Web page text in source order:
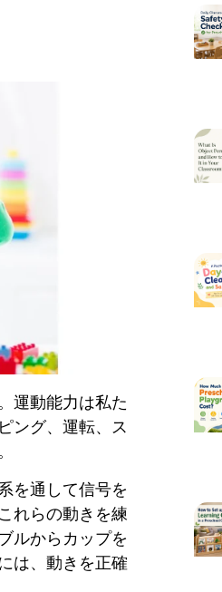
運動能力は私た
ング、運転、ス
を通して信号を
れらの動きを練
ルからカップを
は、動きを正確